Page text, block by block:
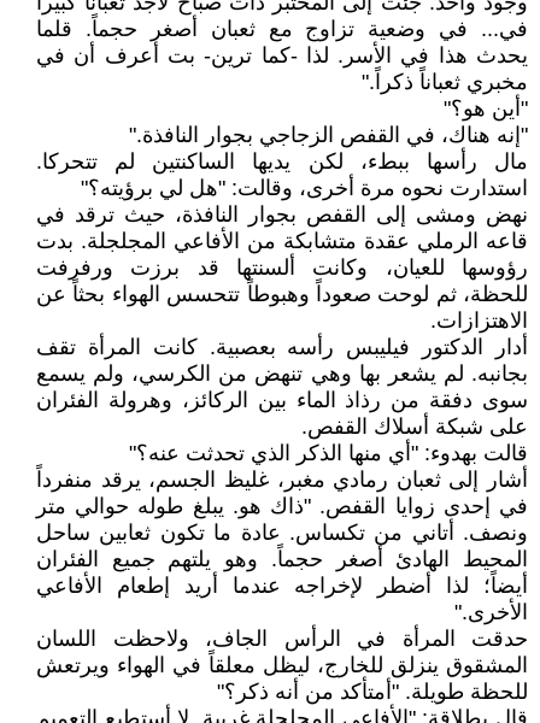
في... في وضعية تزاوج مع ثعبان أصغر حجماً. قلما
يحدث هذا في الأسر. لذا -كما ترين- بت أعرف أن في
مخبري ثعباناً ذكراً."
"أين هو؟"
"إنه هناك، في القفص الزجاجي بجوار النافذة."
مال رأسها ببطء، لكن يديها الساكنتين لم تتحركا.
استدارت نحوه مرة أخرى، وقالت: "هل لي برؤيته؟"
نهض ومشى إلى القفص بجوار النافذة، حيث ترقد في
قاعه الرملي عقدة متشابكة من الأفاعي المجلجلة. بدت
رؤوسها للعيان، وكانت ألسنتها قد برزت ورفرفت
للحظة، ثم لوحت صعوداً وهبوطاً تتحسس الهواء بحثاً عن
الاهتزازات.
أدار الدكتور فيليبس رأسه بعصبية. كانت المرأة تقف
بجانبه. لم يشعر بها وهي تنهض من الكرسي، ولم يسمع
سوى دفقة من رذاذ الماء بين الركائز، وهرولة الفئران
على شبكة أسلاك القفص.
قالت بهدوء: "أي منها الذكر الذي تحدثت عنه؟"
أشار إلى ثعبان رمادي مغبر، غليظ الجسم، يرقد منفرداً
في إحدى زوايا القفص. "ذاك هو. يبلغ طوله حوالي متر
ونصف. أتاني من تكساس. عادة ما تكون ثعابين ساحل
المحيط الهادئ أصغر حجماً. وهو يلتهم جميع الفئران
أيضاً؛ لذا أضطر لإخراجه عندما أريد إطعام الأفاعي
الأخرى."
حدقت المرأة في الرأس الجاف، ولاحظت اللسان
المشقوق ينزلق للخارج، ليظل معلقاً في الهواء ويرتعش
للحظة طويلة. "أمتأكد من أنه ذكر؟"